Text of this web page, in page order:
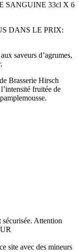
SANGUINE 33cl X 6
DANS LE PRIX:
saveurs d’agrumes,
Brasserie Hirsch
fruitée de
Attention
site avec des mineurs